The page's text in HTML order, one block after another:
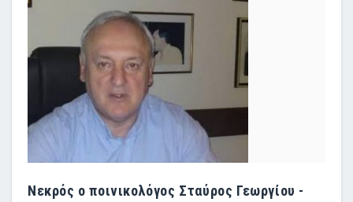
Νεκρός ο ποινικολόγος Σταύρος Γεωργίου -